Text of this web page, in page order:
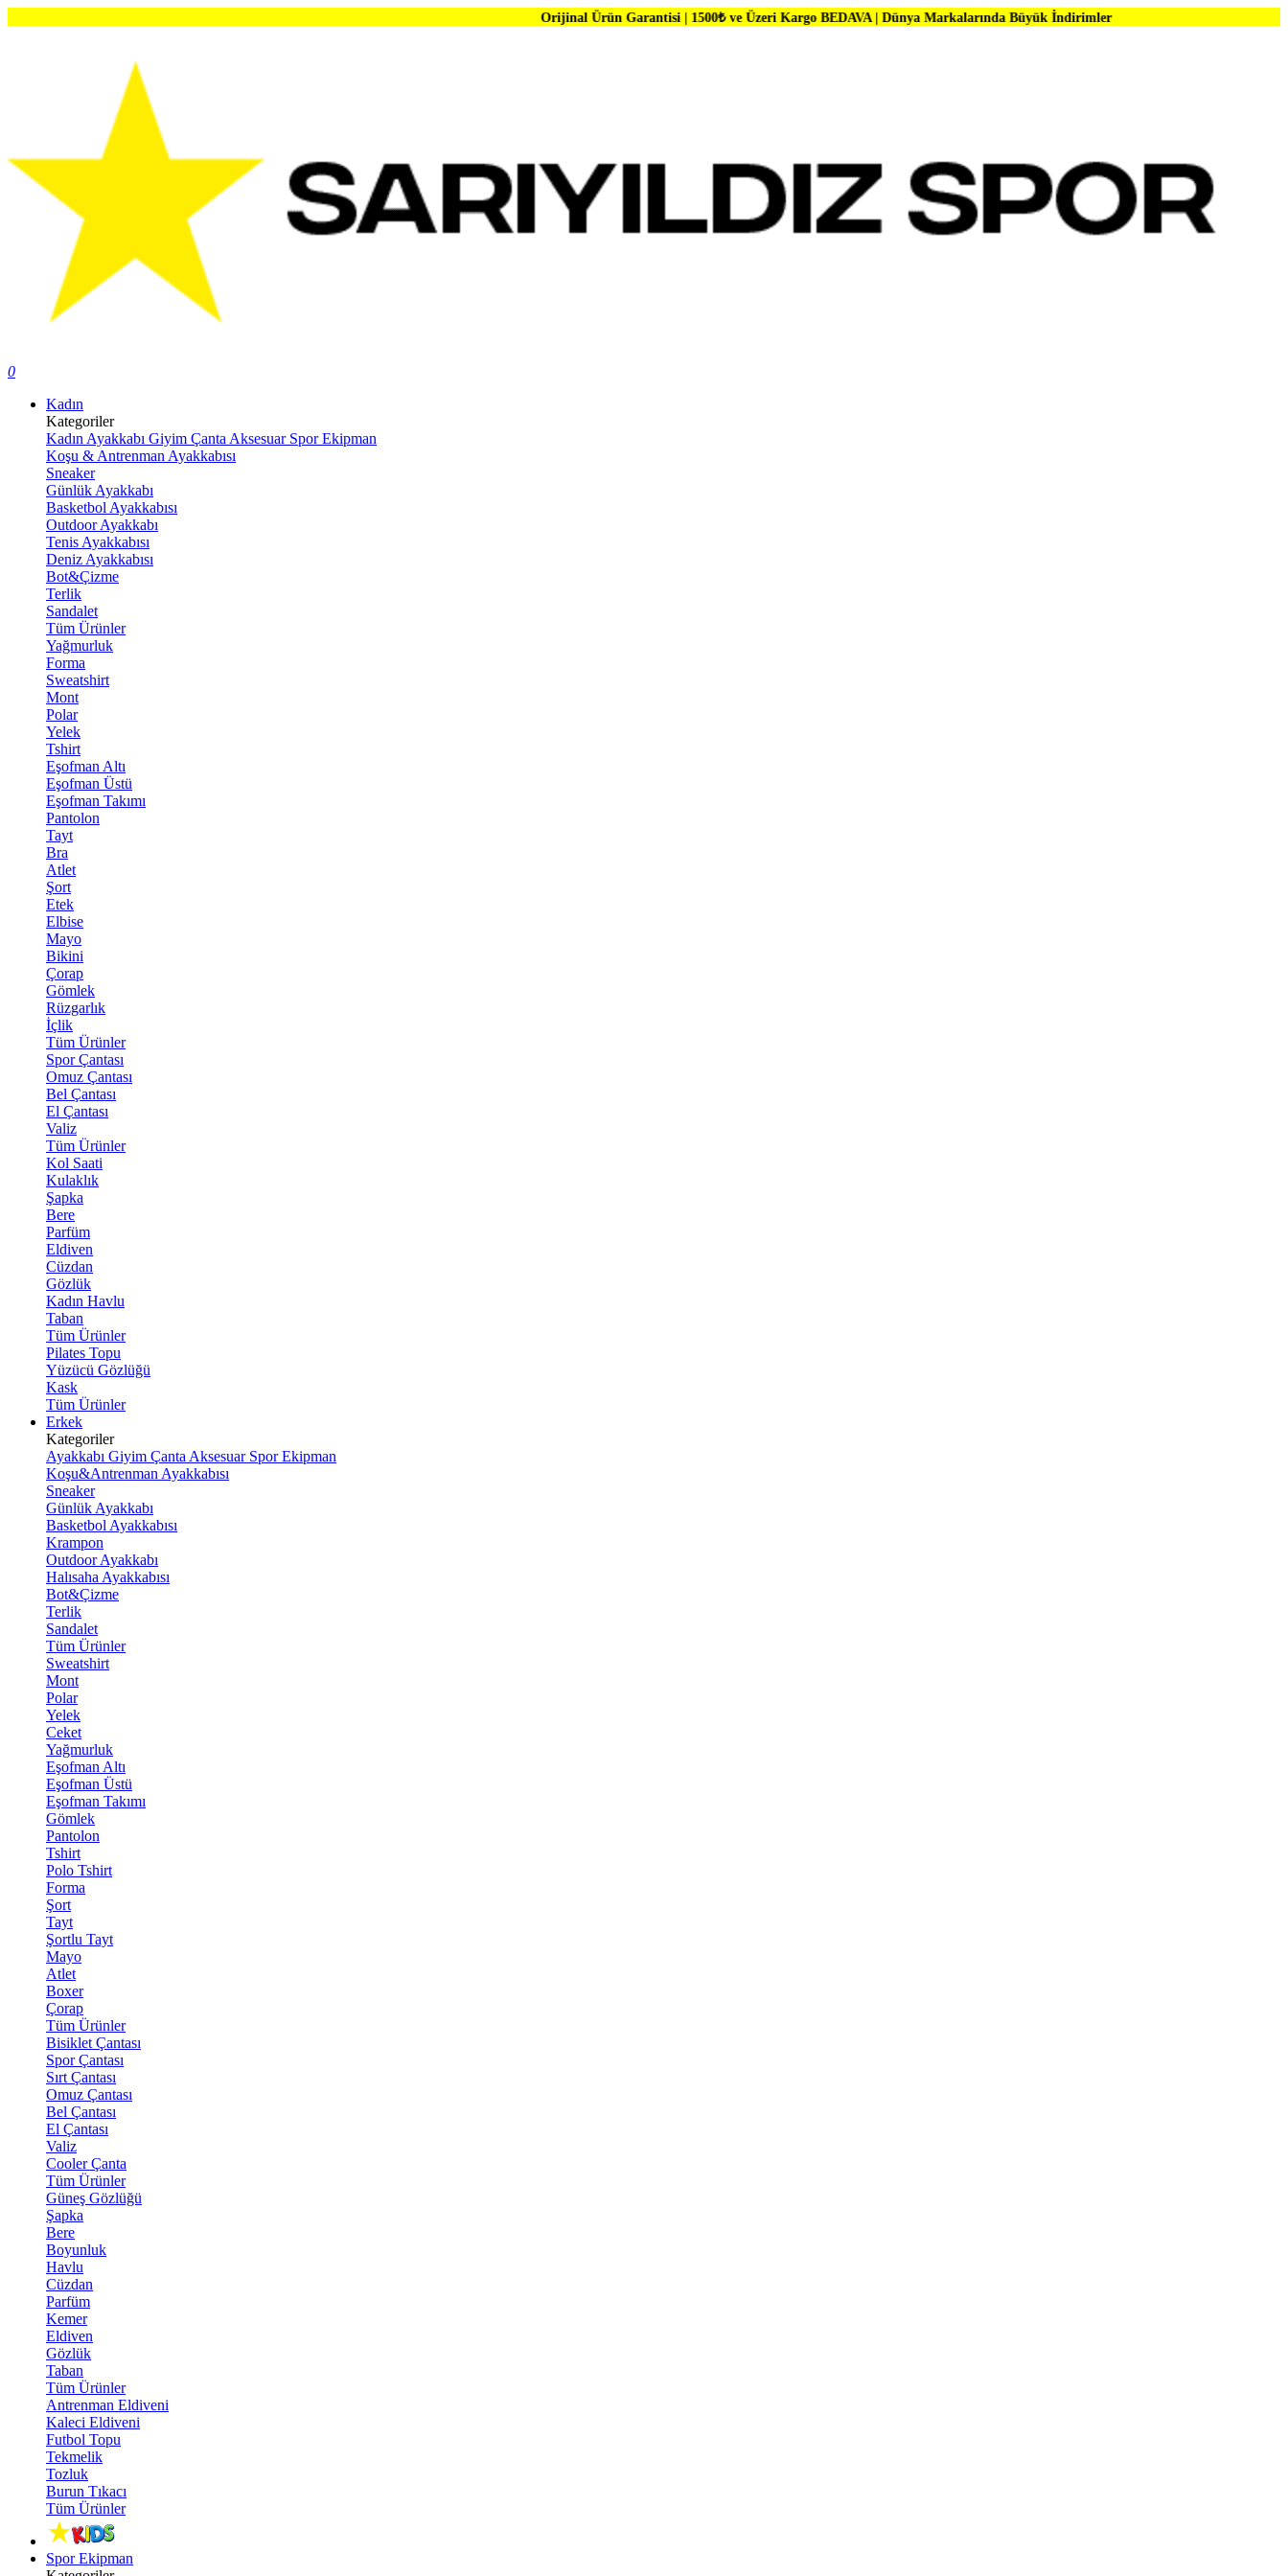
Orijinal Ürün Garantisi | 1500₺ ve Üzeri Kargo BEDAVA | Dünya Markalarında Büyük İndirimler
0
Kadın
Kategoriler
Kadın Ayakkabı Giyim Çanta Aksesuar Spor Ekipman
Koşu & Antrenman Ayakkabısı
Sneaker
Günlük Ayakkabı
Basketbol Ayakkabısı
Outdoor Ayakkabı
Tenis Ayakkabısı
Deniz Ayakkabısı
Bot&Çizme
Terlik
Sandalet
Tüm Ürünler
Yağmurluk
Forma
Sweatshirt
Mont
Polar
Yelek
Tshirt
Eşofman Altı
Eşofman Üstü
Eşofman Takımı
Pantolon
Tayt
Bra
Atlet
Şort
Etek
Elbise
Mayo
Bikini
Çorap
Gömlek
Rüzgarlık
İçlik
Tüm Ürünler
Spor Çantası
Omuz Çantası
Bel Çantası
El Çantası
Valiz
Tüm Ürünler
Kol Saati
Kulaklık
Şapka
Bere
Parfüm
Eldiven
Cüzdan
Gözlük
Kadın Havlu
Taban
Tüm Ürünler
Pilates Topu
Yüzücü Gözlüğü
Kask
Tüm Ürünler
Erkek
Kategoriler
Ayakkabı Giyim Çanta Aksesuar Spor Ekipman
Koşu&Antrenman Ayakkabısı
Sneaker
Günlük Ayakkabı
Basketbol Ayakkabısı
Krampon
Outdoor Ayakkabı
Halısaha Ayakkabısı
Bot&Çizme
Terlik
Sandalet
Tüm Ürünler
Sweatshirt
Mont
Polar
Yelek
Ceket
Yağmurluk
Eşofman Altı
Eşofman Üstü
Eşofman Takımı
Gömlek
Pantolon
Tshirt
Polo Tshirt
Forma
Şort
Tayt
Şortlu Tayt
Mayo
Atlet
Boxer
Çorap
Tüm Ürünler
Bisiklet Çantası
Spor Çantası
Sırt Çantası
Omuz Çantası
Bel Çantası
El Çantası
Valiz
Cooler Çanta
Tüm Ürünler
Güneş Gözlüğü
Şapka
Bere
Boyunluk
Havlu
Cüzdan
Parfüm
Kemer
Eldiven
Gözlük
Taban
Tüm Ürünler
Antrenman Eldiveni
Kaleci Eldiveni
Futbol Topu
Tekmelik
Tozluk
Burun Tıkacı
Tüm Ürünler
Spor Ekipman